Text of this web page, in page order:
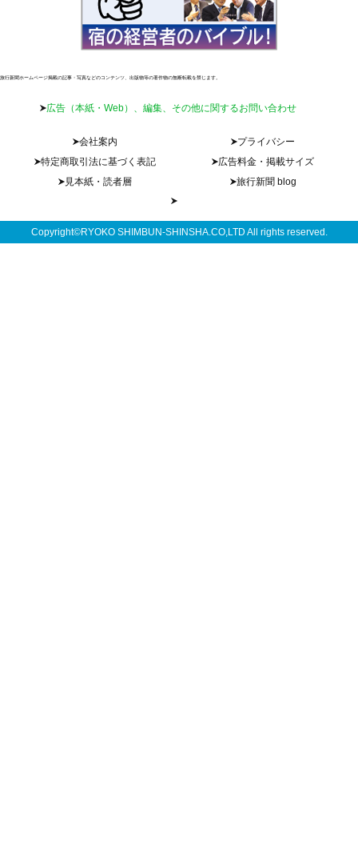
旅行新聞ホームページ掲載の記事・写真などのコンテンツ、出版物等の著作物の無断転載を禁じます。
広告（本紙・Web）、編集、その他に関するお問い合わせ
会社案内
プライバシー
特定商取引法に基づく表記
広告料金・掲載サイズ
見本紙・読者層
旅行新聞 blog
Copyright©RYOKO SHIMBUN-SHINSHA.CO,LTD All rights reserved.